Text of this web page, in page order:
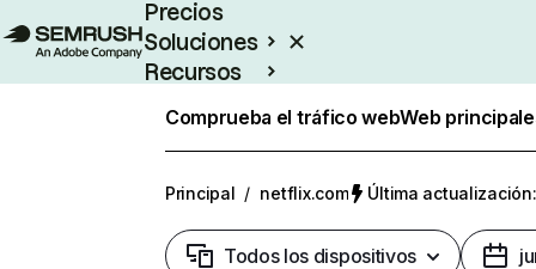
Precios
Soluciones
Recursos
Comprueba el tráfico webWeb
Principal / netflix.com Última
Todos los dispositivos